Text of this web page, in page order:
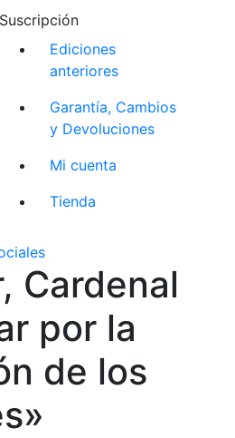
Suscripción
Ediciones
anteriores
Garantía, Cambios
y Devoluciones
Mi cuenta
Tienda
Cardenal
por la
de los